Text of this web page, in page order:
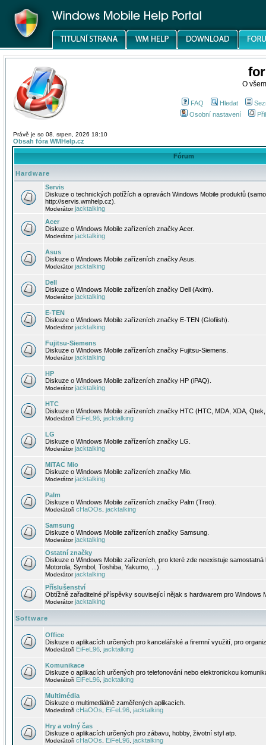
O
FAQ Hledat
Osobní nastavení
Právě je so 08. srpen, 2026 18:10
Obsah fóra WMHelp.cz
Fórum
Hardware
Servis
Diskuze o technických potížích a opravách Windows Mobile produktů
http://servis.wmhelp.cz).
Moderátorjacktalking
Acer
Diskuze o Windows Mobile zařízeních značky Acer.
Moderátorjacktalking
Asus
Diskuze o Windows Mobile zařízeních značky Asus.
Moderátorjacktalking
Dell
Diskuze o Windows Mobile zařízeních značky Dell (Axim).
Moderátorjacktalking
E-TEN
Diskuze o Windows Mobile zařízeních značky E-TEN (Glofiish).
Moderátorjacktalking
Fujitsu-Siemens
Diskuze o Windows Mobile zařízeních značky Fujitsu-Siemens.
Moderátorjacktalking
HP
Diskuze o Windows Mobile zařízeních značky HP (iPAQ).
Moderátorjacktalking
HTC
Diskuze o Windows Mobile zařízeních značky HTC (HTC, MDA, XDA,
Moderátoři EiFeL96 jacktalking
LG
Diskuze o Windows Mobile zařízeních značky LG.
Moderátorjacktalking
MiTAC Mio
Diskuze o Windows Mobile zařízeních značky Mio.
Moderátorjacktalking
Palm
Diskuze o Windows Mobile zařízeních značky Palm (Treo).
Moderátoři cHaOOs jacktalking
Samsung
Diskuze o Windows Mobile zařízeních značky Samsung.
Moderátorjacktalking
Ostatní značky
Diskuze o Windows Mobile zařízeních, pro které zde neexistuje
Motorola, Symbol, Toshiba, Yakumo, ...).
Moderátorjacktalking
Příslušenství
Obtížně zařaditelné příspěvky související nějak s hardwarem pro Windows
Moderátorjacktalking
Software
Office
Diskuze o aplikacích určených pro kancelářské a firemní využití, pro
Moderátoři EiFeL96 jacktalking
Komunikace
Diskuze o aplikacích určených pro telefonování nebo elektronickou
Moderátoři EiFeL96 jacktalking
Multimédia
Diskuze o multimediálně zaměřených aplikacích.
Moderátoři cHaOOs EiFeL96 jacktalking
Hry a volný čas
Diskuze o aplikacích určených pro zábavu, hobby, životní styl atp.
Moderátoři cHaOOs EiFeL96 jacktalking